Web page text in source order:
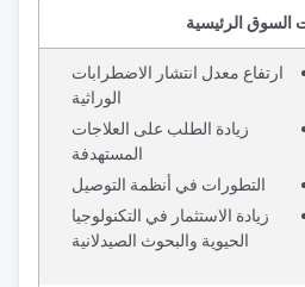
السوق الرئيسية
ارتفاع معدل انتشار الاضطرابات
الوراثية
زيادة الطلب على العلاجات
المستهدفة
التطورات في أنظمة التوصيل
زيادة الاستثمار في التكنولوجيا
الحيوية والبحوث الصيدلانية